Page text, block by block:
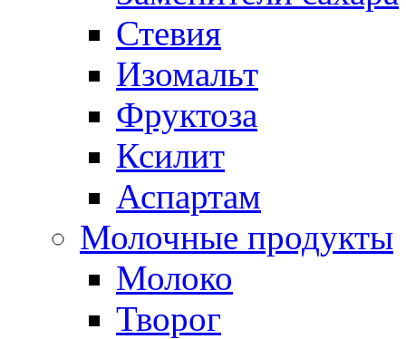
Стевия
Изомальт
Фруктоза
Ксилит
Аспартам
Молочные продукты
Молоко
Творог